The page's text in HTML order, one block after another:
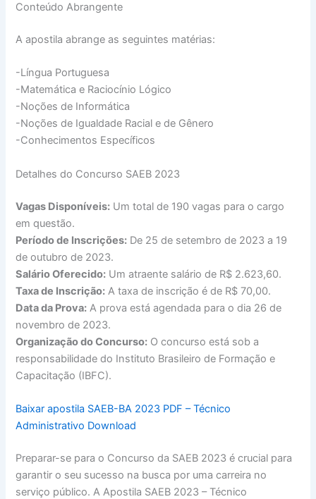
Conteúdo Abrangente
A apostila abrange as seguintes matérias:
-Língua Portuguesa
-Matemática e Raciocínio Lógico
-Noções de Informática
-Noções de Igualdade Racial e de Gênero
-Conhecimentos Específicos
Detalhes do Concurso SAEB 2023
Vagas Disponíveis: Um total de 190 vagas para o cargo
em questão.
Período de Inscrições: De 25 de setembro de 2023 a 19
de outubro de 2023.
Salário Oferecido: Um atraente salário de R$ 2.623,60.
Taxa de Inscrição: A taxa de inscrição é de R$ 70,00.
Data da Prova: A prova está agendada para o dia 26 de
novembro de 2023.
Organização do Concurso: O concurso está sob a
responsabilidade do Instituto Brasileiro de Formação e
Capacitação (IBFC).
Baixar apostila SAEB-BA 2023 PDF – Técnico
Administrativo Download
Preparar-se para o Concurso da SAEB 2023 é crucial para
garantir o seu sucesso na busca por uma carreira no
serviço público. A Apostila SAEB 2023 – Técnico